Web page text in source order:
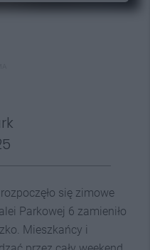
się zimowe
Parkowej 6 zamieniło
Mieszkańcy i